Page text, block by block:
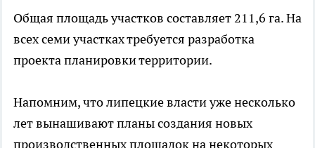
Общая площадь участков составляет 211,6 га. На
всех семи участках требуется разработка
проекта планировки территории.
Напомним, что липецкие власти уже несколько
лет вынашивают планы создания новых
производственных площадок на некоторых